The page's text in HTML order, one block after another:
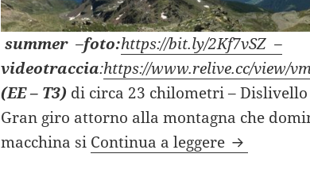
summer–foto:https://bit.ly/2Kf7vSZ –
videotraccia:https://www.relive.cc/view/
(EE – T3) di circa 23 chilometri –
Gran giro attorno alla montagna che
macchina si Continua a leggere GIRO